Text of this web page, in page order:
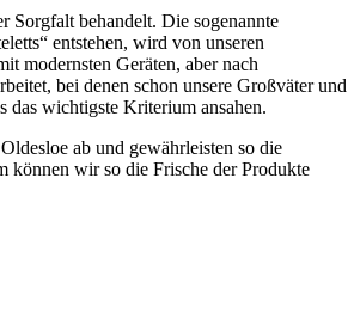
Sorgfalt behandelt. Die sogenannte
entstehen, wird von unseren
modernsten Geräten, aber nach
bei denen schon unsere Großväter und
das wichtigste Kriterium ansahen.
ab und gewährleisten so die
können wir so die Frische der Produkte